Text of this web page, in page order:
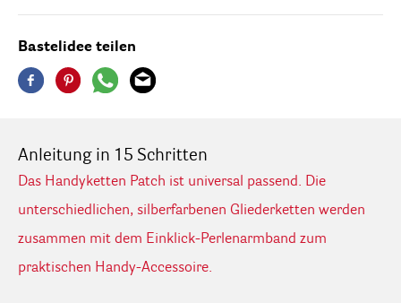
Bastelidee teilen
Anleitung in 15 Schritten
Das Handyketten Patch ist universal passend. Die
unterschiedlichen, silberfarbenen Gliederketten werden
zusammen mit dem Einklick-Perlenarmband zum
praktischen Handy-Accessoire.